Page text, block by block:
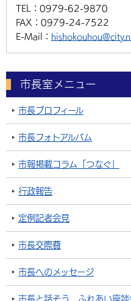
TEL： 0979-62-9870
FAX： 0979-24-7522
E-Mail：
市長室メニュー
市長プロフィール
市長フォトアルバム
市報掲載コラム「つなぐ」
行政報告
定例記者会見
市長交際費
市長へのメッセージ
市長と話そう ふれあい座談